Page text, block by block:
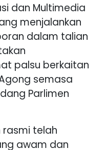
dan Multimedia
menjalankan
dalam talian
palsu berkaitan
semasa
Parlimen
rasmi telah
awam dan